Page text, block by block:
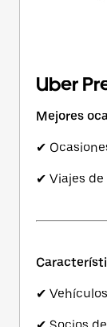
Uber
Mejores
✔
✔ Viajes
✔